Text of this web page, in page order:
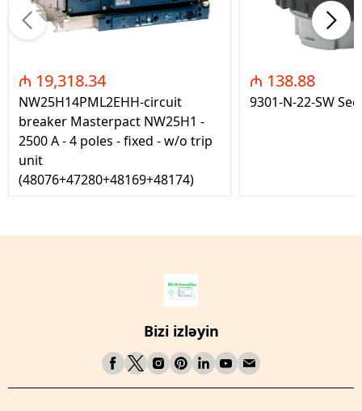
₼ 19,318.34
NW25H14PML2EHH-circuit
breaker Masterpact NW25H1 -
2500 A - 4 poles - fixed - w/o trip
unit
(48076+47280+48169+48174)
₼ 138.88
9301-N-22-SW
Bizi izləyin